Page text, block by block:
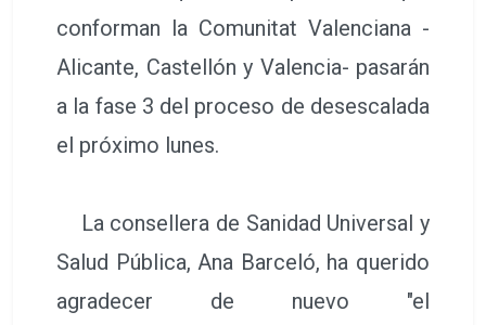
conforman la Comunitat Valenciana -
Alicante, Castellón y Valencia- pasarán
a la fase 3 del proceso de desescalada
el próximo lunes.
La consellera de Sanidad Universal y
Salud Pública, Ana Barceló, ha querido
agradecer de nuevo "el